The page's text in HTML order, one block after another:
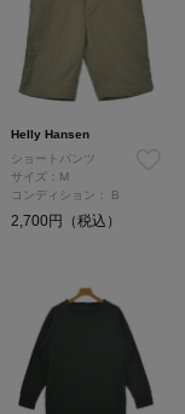
Helly Hansen
ショートパンツ
サイズ：M
コンディション：
B
2,700円（税込）